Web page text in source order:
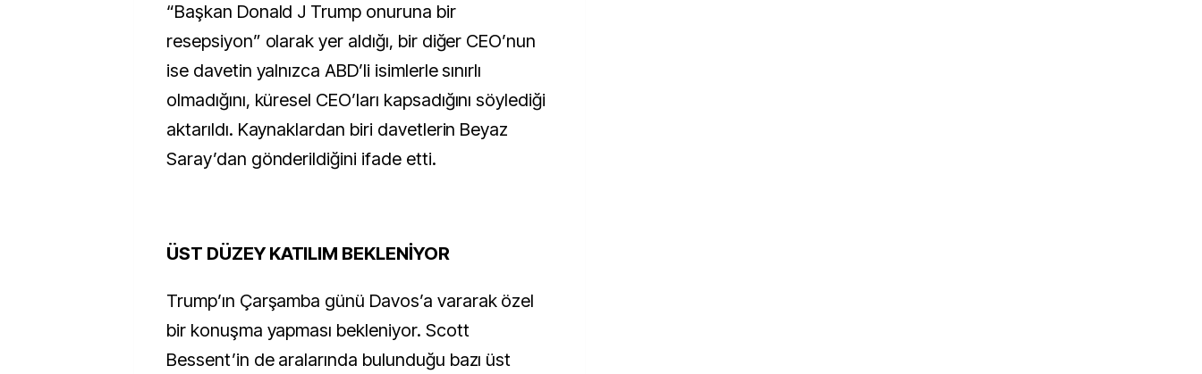
“Başkan Donald J Trump onuruna bir
resepsiyon” olarak yer aldığı, bir diğer CEO’nun
ise davetin yalnızca ABD’li isimlerle sınırlı
olmadığını, küresel CEO’ları kapsadığını söylediği
aktarıldı. Kaynaklardan biri davetlerin Beyaz
Saray’dan gönderildiğini ifade etti.
ÜST DÜZEY KATILIM BEKLENİYOR
Trump’ın Çarşamba günü Davos’a vararak özel
bir konuşma yapması bekleniyor. Scott
Bessent’in de aralarında bulunduğu bazı üst